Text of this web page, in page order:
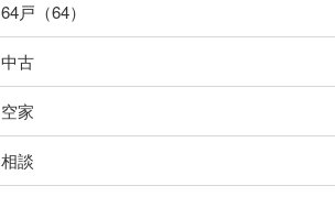
64戸（64）
中古
空家
相談